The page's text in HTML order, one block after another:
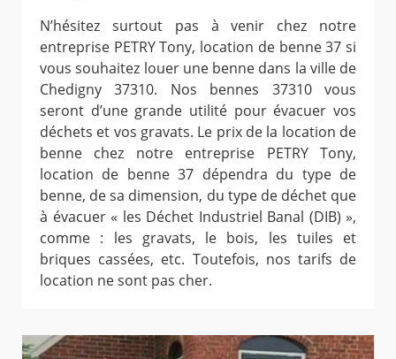
N’hésitez surtout pas à venir chez notre
entreprise PETRY Tony, location de benne 37 si
vous souhaitez louer une benne dans la ville de
Chedigny 37310. Nos bennes 37310 vous
seront d’une grande utilité pour évacuer vos
déchets et vos gravats. Le prix de la location de
benne chez notre entreprise PETRY Tony,
location de benne 37 dépendra du type de
benne, de sa dimension, du type de déchet que
à évacuer « les Déchet Industriel Banal (DIB) »,
comme : les gravats, le bois, les tuiles et
briques cassées, etc. Toutefois, nos tarifs de
location ne sont pas cher.